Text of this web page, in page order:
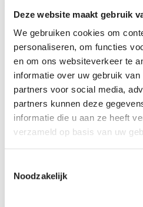
Deze website maakt gebruik
We gebruiken cookies om
personaliseren, om functies
en om ons websiteverkeer te
informatie over uw gebruik
partners voor social media,
partners kunnen deze
informatie die u aan ze heeft
verzameld op basis van uw
Noodzakelijk
In de
planning
van sloop,
huisvesting
nieuwbouw